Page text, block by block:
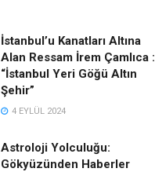
İstanbul’u Kanatları Altına
Alan Ressam İrem Çamlıca :
“İstanbul Yeri Göğü Altın
Şehir”
4 EYLÜL 2024
Astroloji Yolculuğu:
Gökyüzünden Haberler